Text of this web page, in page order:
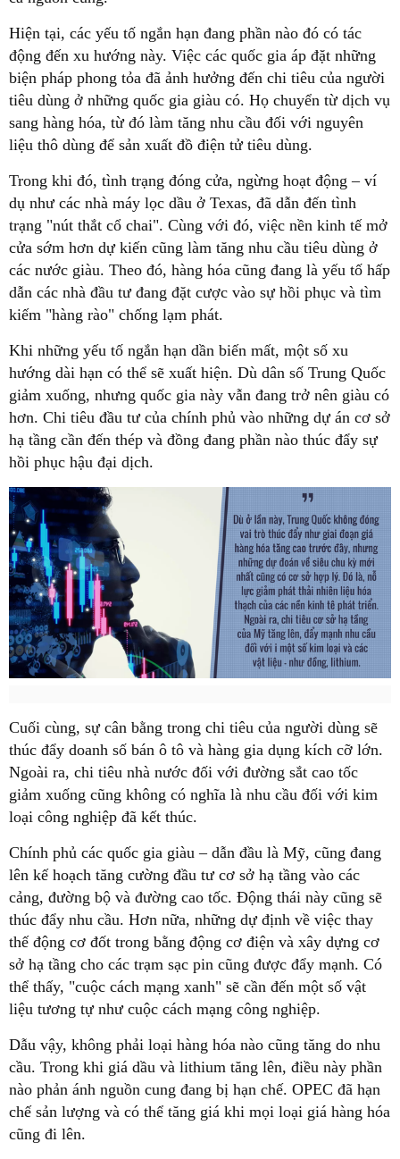
Hiện tại, các yếu tố ngắn hạn đang phần nào đó có tác
động đến xu hướng này. Việc các quốc gia áp đặt những
biện pháp phong tỏa đã ảnh hưởng đến chi tiêu của người
tiêu dùng ở những quốc gia giàu có. Họ chuyển từ dịch vụ
sang hàng hóa, từ đó làm tăng nhu cầu đối với nguyên
liệu thô dùng để sản xuất đồ điện tử tiêu dùng.
Trong khi đó, tình trạng đóng cửa, ngừng hoạt động – ví
dụ như các nhà máy lọc dầu ở Texas, đã dẫn đến tình
trạng "nút thắt cổ chai". Cùng với đó, việc nền kinh tế mở
cửa sớm hơn dự kiến cũng làm tăng nhu cầu tiêu dùng ở
các nước giàu. Theo đó, hàng hóa cũng đang là yếu tố hấp
dẫn các nhà đầu tư đang đặt cược vào sự hồi phục và tìm
kiếm "hàng rào" chống lạm phát.
Khi những yếu tố ngắn hạn dần biến mất, một số xu
hướng dài hạn có thể sẽ xuất hiện. Dù dân số Trung Quốc
giảm xuống, nhưng quốc gia này vẫn đang trở nên giàu có
hơn. Chi tiêu đầu tư của chính phủ vào những dự án cơ sở
hạ tầng cần đến thép và đồng đang phần nào thúc đẩy sự
hồi phục hậu đại dịch.
Cuối cùng, sự cân bằng trong chi tiêu của người dùng sẽ
thúc đẩy doanh số bán ô tô và hàng gia dụng kích cỡ lớn.
Ngoài ra, chi tiêu nhà nước đối với đường sắt cao tốc
giảm xuống cũng không có nghĩa là nhu cầu đối với kim
loại công nghiệp đã kết thúc.
Chính phủ các quốc gia giàu – dẫn đầu là Mỹ, cũng đang
lên kế hoạch tăng cường đầu tư cơ sở hạ tầng vào các
cảng, đường bộ và đường cao tốc. Động thái này cũng sẽ
thúc đẩy nhu cầu. Hơn nữa, những dự định về việc thay
thế động cơ đốt trong bằng động cơ điện và xây dựng cơ
sở hạ tầng cho các trạm sạc pin cũng được đẩy mạnh. Có
thể thấy, "cuộc cách mạng xanh" sẽ cần đến một số vật
liệu tương tự như cuộc cách mạng công nghiệp.
Dẫu vậy, không phải loại hàng hóa nào cũng tăng do nhu
cầu. Trong khi giá dầu và lithium tăng lên, điều này phần
nào phản ánh nguồn cung đang bị hạn chế. OPEC đã hạn
chế sản lượng và có thể tăng giá khi mọi loại giá hàng hóa
cũng đi lên.